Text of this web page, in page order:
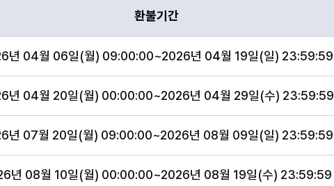
환불기간
년 04월 06일(월) 09:00:00~2026년 04월 19일(일) 23:59:59
년 04월 20일(월) 00:00:00~2026년 04월 29일(수) 23:59:59
년 07월 20일(월) 09:00:00~2026년 08월 09일(일) 23:59:59
년 08월 10일(월) 00:00:00~2026년 08월 19일(수) 23:59:59